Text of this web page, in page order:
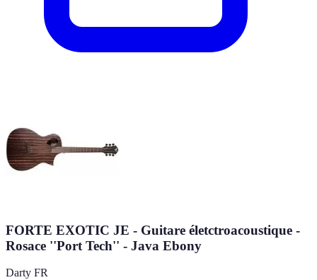
FORTE EXOTIC JE - Guitare életctroacoustique -
Rosace ''Port Tech'' - Java Ebony
Darty FR